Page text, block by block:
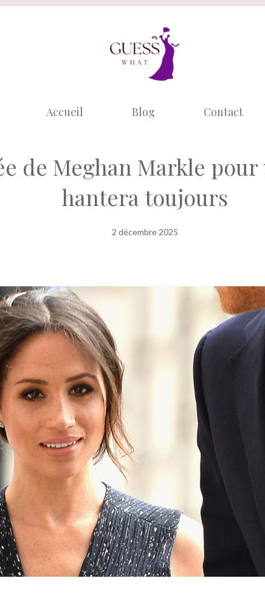
Accueil Blog Contact
de Meghan Markle
hantera toujours
2 décembre 2025